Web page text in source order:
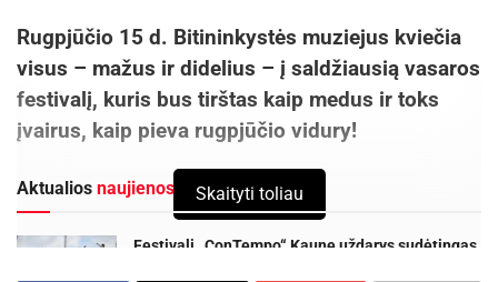
Rugpjūčio 15 d. Bitininkystės muziejus kviečia
visus – mažus ir didelius – į saldžiausią vasaros
festivalį, kuris bus tirštas kaip medus ir toks
įvairus, kaip pieva rugpjūčio vidury!
Aktualios naujienos
Festivalį „ConTempo“ Kaune uždarys sudėtingas
Skaityti toliau